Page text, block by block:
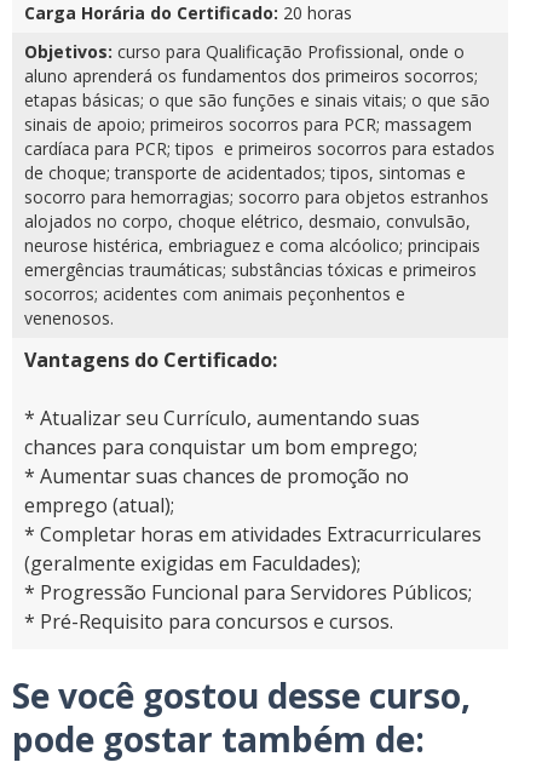
Carga Horária do Certificado: 20 horas
Objetivos: curso para Qualificação Profissional, onde o
aluno aprenderá os fundamentos dos primeiros socorros;
etapas básicas; o que são funções e sinais vitais; o que são
sinais de apoio; primeiros socorros para PCR; massagem
cardíaca para PCR; tipos e primeiros socorros para estados
de choque; transporte de acidentados; tipos, sintomas e
socorro para hemorragias; socorro para objetos estranhos
alojados no corpo, choque elétrico, desmaio, convulsão,
neurose histérica, embriaguez e coma alcóolico; principais
emergências traumáticas; substâncias tóxicas e primeiros
socorros; acidentes com animais peçonhentos e
venenosos.
Vantagens do Certificado:
* Atualizar seu Currículo, aumentando suas
chances para conquistar um bom emprego;
* Aumentar suas chances de promoção no
emprego (atual);
* Completar horas em atividades Extracurriculares
(geralmente exigidas em Faculdades);
* Progressão Funcional para Servidores Públicos;
* Pré-Requisito para concursos e cursos.
Se você gostou desse curso,
pode gostar também de: